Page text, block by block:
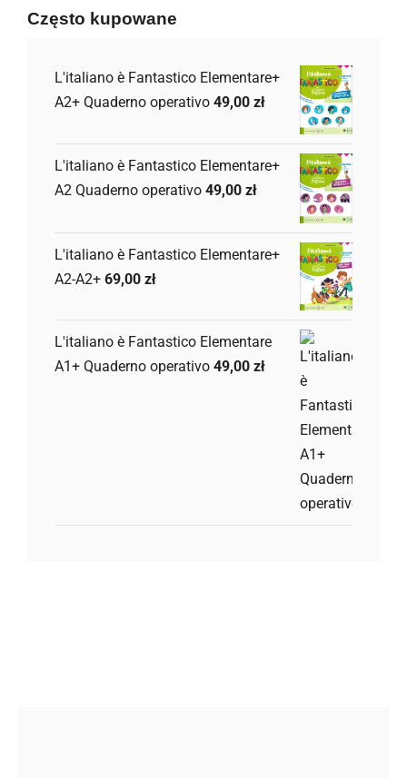
Często kupowane
L'italiano è Fantastico Elementare+
A2+ Quaderno operativo 49,00 zł
L'italiano è Fantastico Elementare+
A2 Quaderno operativo 49,00 zł
L'italiano è Fantastico Elementare+
A2-A2+ 69,00 zł
L'italiano è Fantastico Elementare
A1+ Quaderno operativo 49,00 zł